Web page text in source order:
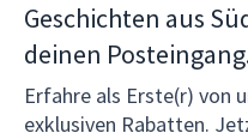
Geschichten aus
deinen
Erfahre als Erste(r) von
exklusiven Rabatten.